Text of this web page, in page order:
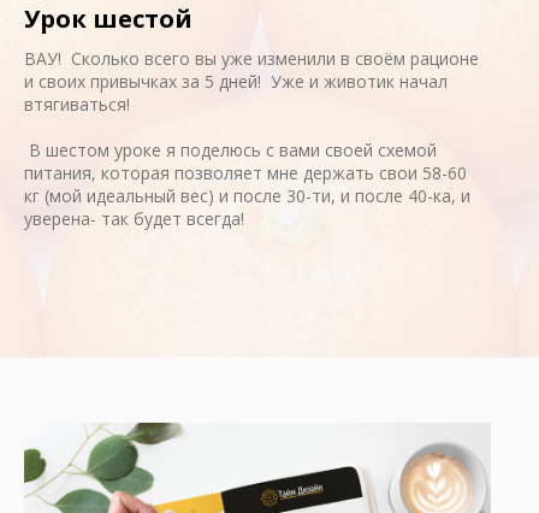
Урок шестой
ВАУ! Сколько всего вы уже изменили в своём рационе
и своих привычках за 5 дней! Уже и животик начал
втягиваться!
В шестом уроке я поделюсь с вами своей схемой
питания, которая позволяет мне держать свои 58-60
кг (мой идеальный вес) и после 30-ти, и после 40-ка, и
уверена- так будет всегда!